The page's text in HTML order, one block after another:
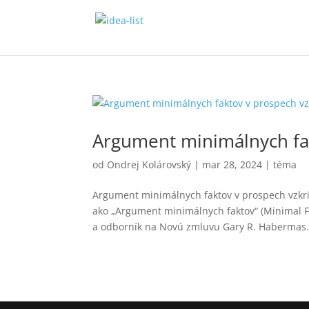
Argument minimálnych
od Ondrej Kolárovský | mar 28, 2024 |téma
Argument minimálnych faktov v prospech
ako „Argument minimálnych faktov“ (Minimal
a odborník na Novú zmluvu Gary R.